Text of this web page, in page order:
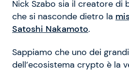
Nick Szabo sia il creatore di
che si nasconde dietro la
Satoshi Nakamoto.
Sappiamo che uno dei
dell’ecosistema crypto è la